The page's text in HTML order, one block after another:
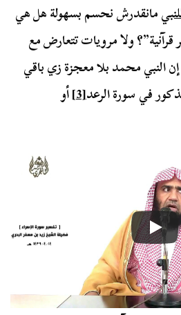
مانقدرش نحسم بسهولة هل هي
ولا مرويات تتعارض مع
النبي محمد بلا معجزة زي باقي
في سورة الرعد[3] أو